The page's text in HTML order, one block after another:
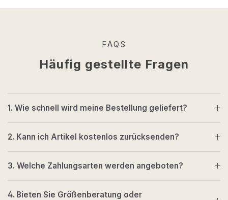
FAQS
Häufig gestellte Fragen
1. Wie schnell wird meine Bestellung geliefert?
2. Kann ich Artikel kostenlos zurücksenden?
3. Welche Zahlungsarten werden angeboten?
4. Bieten Sie Größenberatung oder